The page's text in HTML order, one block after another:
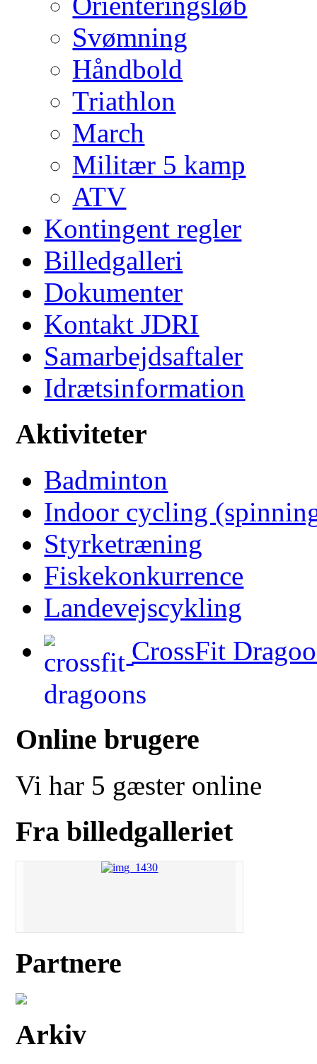
Svømning
Håndbold
Triathlon
March
Militær 5 kamp
ATV
Kontingent regler
Billedgalleri
Dokumenter
Kontakt JDRI
Samarbejdsaftaler
Idrætsinformation
Aktiviteter
Badminton
Indoor cycling
Styrketræning
Fiskekonkurrence
Landevejscykling
CrossFit
Online brugere
Vi har 5 gæster online
Fra billedgalleriet
Partnere
Arkiv